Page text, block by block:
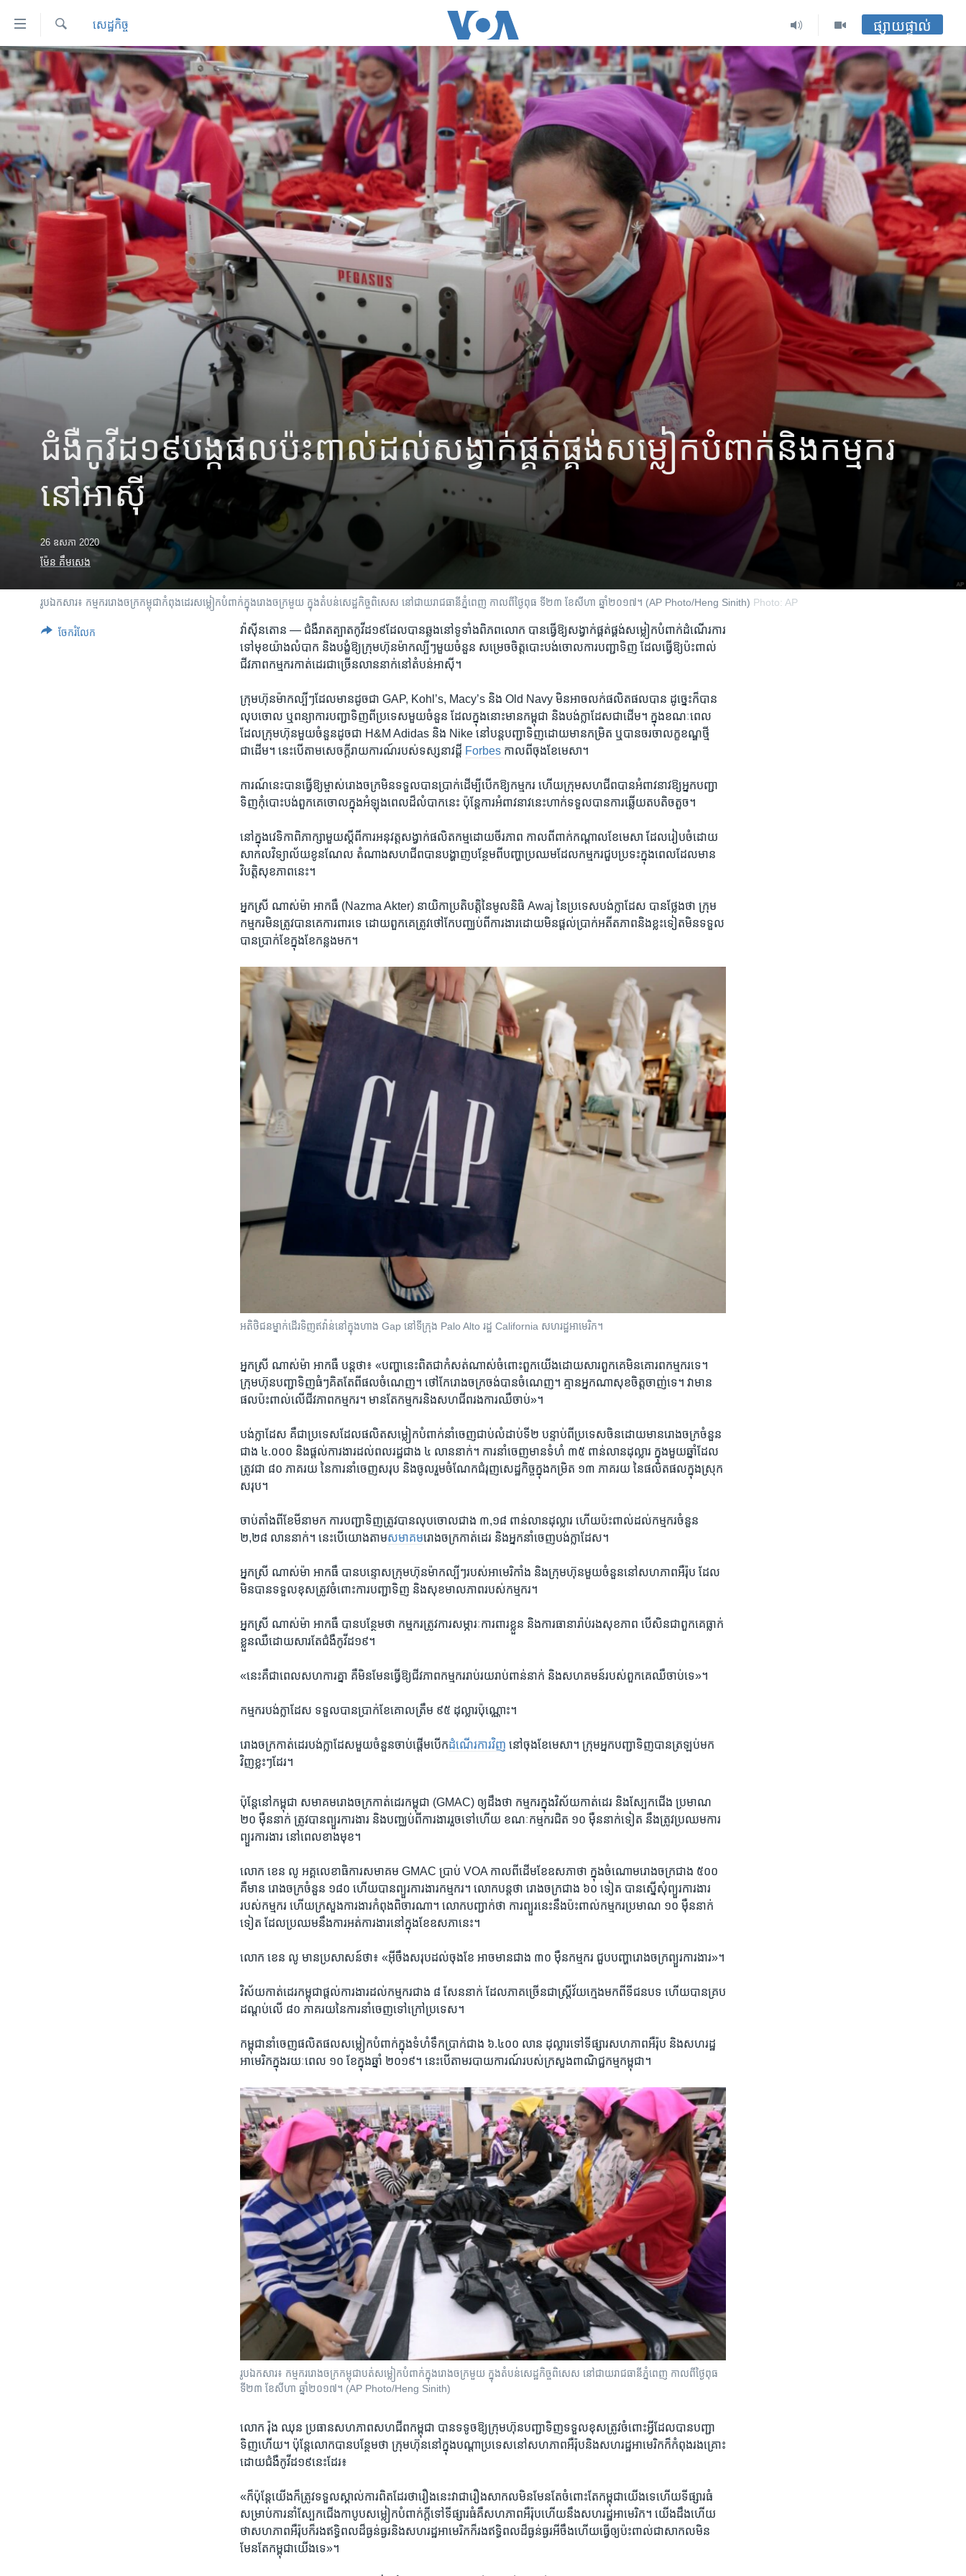
ទៅ​
គេហទំព័រ​
ទាក់ទង
រំលង​
និង​
ចូល​
ទៅ​​
ទំព័រ​
ព័ត៌មាន​​
តែ​
ម្តង
រំលង​
និង​
ចូល​
ទៅ​
រចនា
សម្ព័ន្ធ​
រំលង​
ចូល​
ទំព័រ​
កម្ពុជា
អន្តរជាតិ
អាមេរិក
ចិន
ហេឡូវីអូអេ
កម្ពុជាច្នៃប្រតិដ្ឋ
ព្រឹត្តិការណ៍ព័ត៌មាន
ទូរទស្សន៍ / វីដេអូ​
វិទ្យុ / ផតខាសថ៍
កម្មវិធីទាំងអស់
ស្វែង​
រក
សេដ្ឋកិច្ច ផ្សាយផ្ទាល់
ជំងឺ​កូវីដ១៩​បង្ក​ផលប៉ះពាល់​ដល់​សង្វាក់​ផ្គត់ផ្គង់​សម្លៀក​បំពាក់​និង​កម្មករ​
នៅ​អាស៊ី
26 ឧសភា 2020
ម៉ែន គឹមសេង
រូបឯកសារ៖ កម្មកររោងចក្រ​កម្ពុជា​កំពុង​ដេរ​សម្លៀកបំពាក់​ក្នុង​រោងចក្រ​មួយ ក្នុង​តំបន់​សេដ្ឋកិច្ច​ពិសេស​ នៅ​ជាយ​រាជធានី​ភ្នំពេញ កាល​ពី​ថ្ងៃ​ពុធ​ ទី​២៣ ខែសីហា ឆ្នាំ​២០១៧។ (AP Photo/Heng Sinith) Photo: AP
ចែករំលែក វ៉ាស៊ីនតោន — ជំងឺ​រាតត្បាត​កូវីដ១៩​ដែល​បានឆ្លង​នៅ​ទូទាំង​ពិភពលោក​ បានធ្វើ​ឱ្យ​សង្វាក់ផ្គត់ផ្គង់​សម្លៀក​បំពាក់​ដំណើរការ​
ទៅមុខ​យ៉ាងលំបាក ​និង​បង្ខំ​ឱ្យ​ក្រុមហ៊ុន​ម៉ាកល្បីៗ​មួយ​ចំនួន ​សម្រេចចិត្ត​បោះបង់ចោល​ការបញ្ជា​ទិញ​ ដែលធ្វើ​ឱ្យប៉ះពាល់
ជីវភាព​កម្មករ​កាត់ដេរជាច្រើន​លាននាក់នៅ​តំបន់​អាស៊ី។​
ក្រុមហ៊ុន​ម៉ាក​ល្បីៗ​ដែល​មាន​ដូចជា ​GAP,​ Kohl’s, ​Macy’s ​និង​ Old Navy ​មិន​អាច​លក់​ផលិត​ផល​បាន ដូច្នេះ​ក៏​បាន​
លុបចោល​ ឬ​ពន្យាការ​បញ្ជា​ទិញ​ពី​ប្រទេស​មួយ​ចំនួន ​ដែល​ក្នុង​នោះ​មាន​កម្ពុជា ​និង​បង់ក្លាដែស​ជាដើម​។ ក្នុង​ខណៈពេល​
ដែល​ក្រុមហ៊ុន​មួយ​ចំនួន​ដូចជា ​H&M ​Adidas ​និង​ Nike ​នៅ​បន្ត​បញ្ជាទិញ​ដោយ​មាន​កម្រិត ឬ​បាន​ចរចា​លក្ខខណ្ឌ​ថ្មី​
ជាដើម។ នេះបើ​តាម​សេចក្តី​រាយការណ៍​របស់​ទស្សនាវដ្តី ​Forbes ​កាលពី​ចុង​ខែមេសា។
ការណ៍នេះ​បាន​ធ្វើ​ឱ្យ​ម្ចាស់រោងចក្រ​មិន​ទទួល​បាន​ប្រាក់​ដើម្បី​បើក​ឱ្យ​កម្មករ ​ហើយ​ក្រុមសហជីព​បាន​អំពាវនាវ​ឱ្យ​អ្នក​បញ្ជា​
ទិញ​កុំបោះបង់​ពួកគេ​ចោល​ក្នុងអំឡុង​ពេល​ដ៏លំបាក​នេះ​ ប៉ុន្តែ​ការអំពាវ​នាវ​នេះ​ហាក់​ទទួល​បាន​ការឆ្លើយ​តប​តិចតួច។ ​
នៅក្នុង​វេទិកា​ពិភាក្សាមួយ​ស្តីពី​ការអនុវត្ត​សង្វាក់​ផលិតកម្ម​ដោយចីរភាព​ កាលពី​ពាក់​កណ្តាល​ខែ​មេសា​ ដែល​រៀបចំ​ដោយ​
សាកលវិទ្យាល័យ​ខូនណែល ​តំណាង​សហជីព​បាន​បង្ហាញ​បន្ថែម​ពី​បញ្ហា​ប្រឈម​ដែល​កម្មករ​ជួបប្រទះ​ក្នុង​ពេល​ដែល​មាន​
វិបត្តិ​សុខភាព​នេះ។
អ្នកស្រី ណាស់ម៉ា អាកធឺ (​Nazma Akter) ​នាយិកា​ប្រតិបត្តិ​នៃ​មូលនិធិ​ Awaj​ នៃ​ប្រទេស​បង់ក្លាដែស ​បានថ្លែងថា ​ក្រុម​
កម្មករ​មិន​ត្រូវបានគេ​ការពារ​ទេ​ ដោយ​ពួកគេ​ត្រូវ​ថៅកែ​បញ្ឈប់​ពី​ការងារ​ដោយ​មិនផ្តល់​ប្រាក់​អតីតភាព​និង​ខ្លះ​ទៀត​មិន​ទទួល​
បាន​ប្រាក់​ខែ​ក្នុងខែ​កន្លង​មក​។
អតិថិជន​ម្នាក់​ដើរ​ទិញឥវ៉ាន់​នៅ​ក្នុង​ហាង​ Gap នៅ​ទីក្រុង​ Palo Alto រដ្ឋ California សហរដ្ឋអាមេរិក។
អ្នកស្រី ណាស់ម៉ា អាកធឺ ​បន្ត​ថា៖ «បញ្ហា​នេះ​ពិត​ជា​កំសត់​ណាស់​ចំពោះ​ពួកយើង​ដោយសារ​ពួកគេ​មិន​គោរព​កម្មករ​ទេ។
ក្រុមហ៊ុន​បញ្ជា​ទិញ​ធំៗ​គិតតែ​ពី​ផលចំណេញ។ ថៅកែ​រោងចក្រ​ចង់​បាន​ចំណេញ។ គ្មាន​អ្នកណា​សុខ​ចិត្ត​ចាញ់​ទេ។ វា​មាន​
ផលប៉ះពាល់​លើ​ជីវភាព​កម្មករ។ មាន​តែ​កម្មករ​និង​សហជីព​រង​ការឈឺចាប់»។
បង់ក្លាដែស ​គឺជា​ប្រទេស​ដែល​ផលិត​សម្លៀក​បំពាក់​នាំចេញ​ជាប់​លំដាប់ទី២​ បន្ទាប់ពី​ប្រទេស​ចិន​ដោយ​មាន​រោងចក្រ​ចំនួន​
ជាង​ ៤.០០០ ​និង​ផ្តល់​ការងារ​ដល់​ពលរដ្ឋ​ជាង ​៤ លាន​នាក់។ ការនាំចេញ​មាន​ទំហំ​ ៣៥​ ពាន់​លាន​ដុល្លារ ​ក្នុង​មួយ​ឆ្នាំដែល​
ត្រូវជា​ ៨០ ​ភាគរយ ​នៃ​ការនាំចេញ​សរុប ​និង​ចូលរួម​ចំណែក​ជំរុញ​សេដ្ឋកិច្ច​ក្នុង​កម្រិត ១៣ ភាគរយ​ នៃ​ផលិតផល​ក្នុង​ស្រុក​
សរុប។
ចាប់តាំងពី​ខែមីនា​មក​ ការបញ្ជា​ទិញ​ត្រូវ​បាន​លុបចោល​ជាង​ ៣,១៨ ​ពាន់​លាន​ដុល្លារ​ ហើយ​ប៉ះពាល់​ដល់​កម្មករ​ចំនួន​
២,២៨ ​លាន​នាក់។ នេះបើយោង​តាម​សមាគម​រោងចក្រ​កាត់ដេរ​ និង​អ្នកនាំ​ចេញ​បង់ក្លាដែស។
អ្នកស្រី​ ណាស់ម៉ា អាកធឺ ​បាន​បន្ទោស​ក្រុមហ៊ុន​ម៉ាកល្បីៗ​របស់​អាមេរិកាំង​ និង​ក្រុមហ៊ុន​មួយ​ចំនួន​នៅ​សហភាព​អឺរ៉ុប ​ដែល​
មិន​បាន​ទទួល​ខុសត្រូវ​ចំពោះ​ការ​បញ្ជា​ទិញ​ និង​សុខមាលភាព​របស់​កម្មករ។
អ្នកស្រី ណាស់ម៉ា អាកធឺ ​បាន​បន្ថែម​ថា កម្មករ​ត្រូវការ​សម្ភារៈ​ការពារ​ខ្លួន​ និង​ការធានា​រ៉ាប់រង​សុខភា​ព​ បើ​សិន​ជា​ពួកគេ​ធ្លាក់​
ខ្លួនឈឺ​ដោយសារ​តែ​ជំងឺកូវីដ​១៩។
«នេះ​គឺជា​ពេល​សហការគ្នា ​គឺ​មិនមែន​ធ្វើ​ឱ្យ​ជីវភាព​កម្មករ​រាប់រយ​រាប់​ពាន់​នាក់​ និង​សហគមន៍​របស់​ពួកគេ​ឈឺ​ចាប់​ទេ»។
កម្មករ​បង់ក្លាដែស ​ទទួល​បាន​ប្រាក់ខែ​គោល​ត្រឹម ៩៥ ដុល្លារ​ប៉ុណ្ណោះ។
រោងចក្រ​កាត់ដេរ​បង់ក្លាដែស​មួយ​ចំនួន​ចាប់ផ្តើម​បើក​ដំណើរការ​វិញ ​ នៅ​ចុង​ខែមេសា។​ ក្រុមអ្នកបញ្ជា​ទិញ​បាន​ត្រឡប់​មក​
វិញ​ខ្លះៗ​ដែរ។
Facebook API failed to initialize.
ប៉ុន្តែ​នៅ​កម្ពុជា ​សមាគម​រោងចក្រ​កាត់ដេរ​កម្ពុជា​ (GMAC) ​ឲ្យដឹង​ថា កម្មករ​ក្នុង​វិស័យ​កាត់ដេរ​ និង​ស្បែកជើង​ ប្រមាណ​
ព្យួរ​ការងារ​ នៅពេល​ខាងមុខ។
លោក ខេន លូ ​អគ្គលេខាធិការ​សមាគម ​GMAC​ ប្រាប់ ​VOA ​កាលពី​ដើម​ខែឧសភា​ថា​ ក្នុង​ចំណោម​រោងចក្រ​ជាង ​៥០០​
គឺ​មាន រោងចក្រ​ចំនួន​ ១៨០​ ហើយ​បានព្យួរ​ការងារ​កម្មករ។ លោក​បន្ត​ថា រោងចក្រ​ជាង ​៦០ ​ទៀត​ បាន​ស្នើសុំ​ព្យួរ​ការងារ​
ទៀត​ ដែល​ប្រឈម​នឹង​ការ​អត់​ការងារ​នៅក្នុង​ខែឧសភា​នេះ។
លោក ខេន លូ​ មាន​ប្រសាសន៍​ថា​៖ «អ៊ីចឹង​សរុប​ដល់​ចុងខែ ​អាច​មាន​ជាង ​៣០ ​ម៉ឺន​កម្មករ​ ជួប​បញ្ហា​រោងចក្រ​ព្យួរ​ការងារ»។
ដណ្តប់​លើ​ ៨០ ​ភាគរយ​នៃ​ការនាំចេញ​ទៅក្រៅ​ប្រទេស។
អាមេរិក​ក្នុង​រយៈពេល​ ១០ ខែ​ក្នុង​ឆ្នាំ ២០១៩។​ នេះ​បើ​តាម​របាយការណ៍​របស់​ក្រសួង​ពាណិជ្ជកម្ម​កម្ពុជា។ ​
ទី​២៣ ខែសីហា ឆ្នាំ​២០១៧។ (AP Photo/Heng Sinith)
លោក រ៉ុង ឈុន​ ប្រធានសហភាព​សហជីព​កម្ពុជា​ បាន​ទទូច​ឱ្យ​ក្រុមហ៊ុន​បញ្ជាទិញ​ទទួល​ខុសត្រូវ​ចំពោះ​អ្វី​ដែល​បាន​បញ្ជា​
ដោយ​ជំងឺកូវីដ​១៩​នេះ​ដែរ៖
«ក៏ប៉ុន្តែ​យើង​ក៏ត្រូវទទួលស្គាល់ការពិតដែរ​ថារឿងនេះវាជារឿង​សាកលមិន​មែនតែចំពោះតែកម្ពុជា​យើង​ទេហើយទីផ្សារ​ធំ​
សម្រាប់​ការនាំ​ស្បែកជើង​កាបូបសម្លៀកបំពាក់ក្តី​ទៅទីផ្សារធំ​គឺសហភាព​អឺរ៉ុប​ហើយនឹង​សហរដ្ឋ​អាមេរិក​។ យើង​ដឹង​ហើយ​